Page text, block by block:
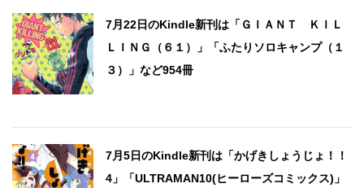
7月22日のKindle新刊は「ＧＩＡＮＴ ＫＩＬ
ＬＩＮＧ（６１）」「ふたりソロキャンプ（１
３）」など954冊
7月5日のKindle新刊は「かげきしょうじょ！！
4」「ULTRAMAN10(ヒーローズコミックス)」